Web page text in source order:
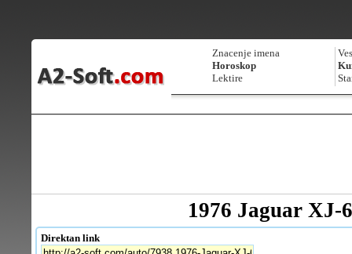
Znacenje imena
Horoskop
Lektire
1976 Jaguar XJ-
Direktan link